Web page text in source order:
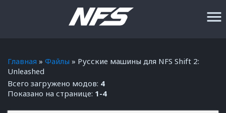
menu
Главная » Файлы » Русские машины для NFS Shift 2:
Unleashed
Всего загружено модов: 4
Показано на странице: 1-4